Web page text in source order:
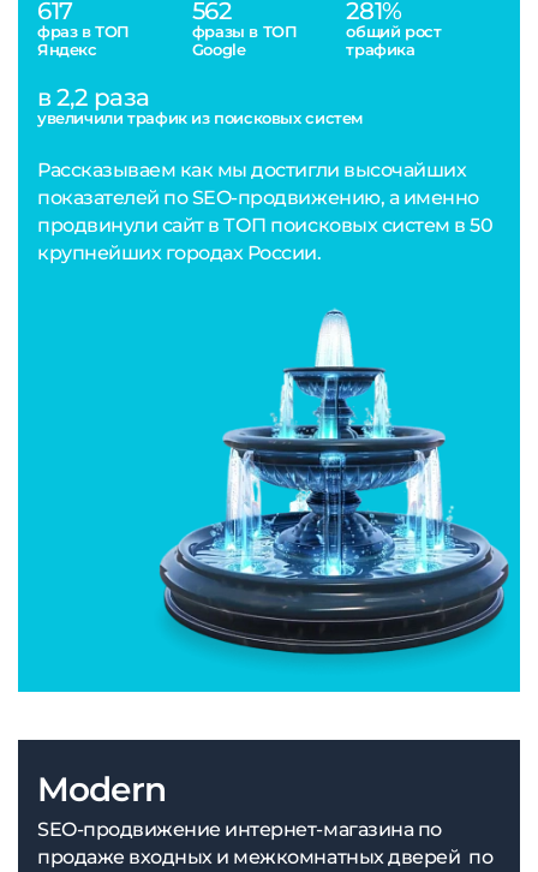
617
фраз в ТОП
Яндекс
562
фразы в ТОП
Google
281%
общий рост
трафика
в 2,2 раза
увеличили трафик из поисковых систем
Рассказываем как мы достигли высочайших
показателей по SEO-продвижению, а именно
продвинули сайт в ТОП поисковых систем в 50
крупнейших городах России.
Modern
SEO-продвижение интернет-магазина по
продаже входных и межкомнатных дверей по